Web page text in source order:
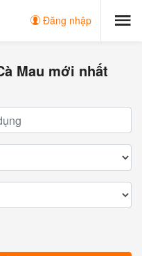
Đăng nhập
Mau mới nhất